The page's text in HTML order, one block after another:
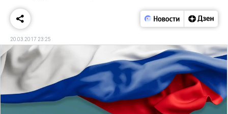
20.03.2017 23:25